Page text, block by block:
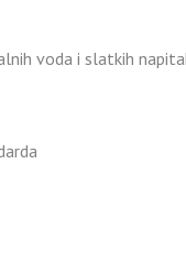
voda i slatkih